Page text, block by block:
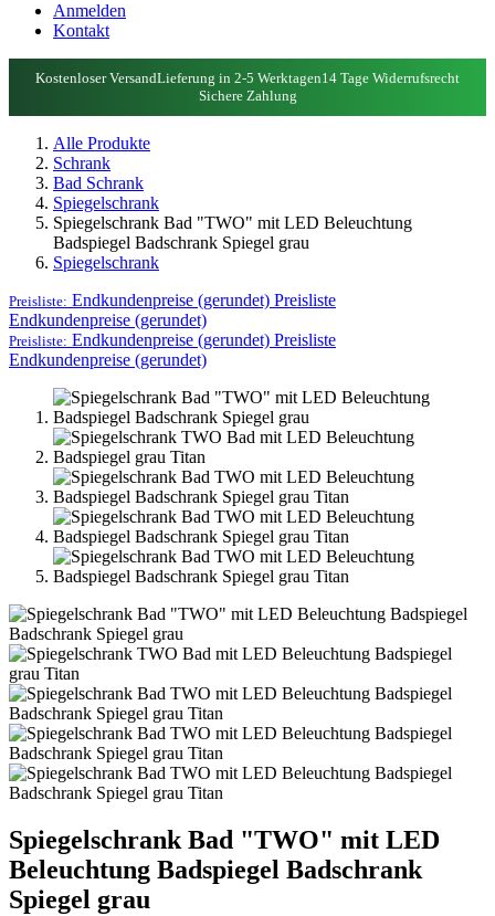
Anmelden
Kontakt
Kostenloser VersandLieferung in 2-5 Werktagen14 Tage Widerrufsrecht
Sichere Zahlung
Alle Produkte
Schrank
Bad Schrank
Spiegelschrank
Spiegelschrank Bad "TWO" mit LED Beleuchtung
Badspiegel Badschrank Spiegel grau
Spiegelschrank
Preisliste: Endkundenpreise (gerundet) Preisliste
Endkundenpreise (gerundet)
Preisliste: Endkundenpreise (gerundet) Preisliste
Endkundenpreise (gerundet)
Spiegelschrank Bad "TWO" mit LED
Beleuchtung Badspiegel Badschrank
Spiegel grau